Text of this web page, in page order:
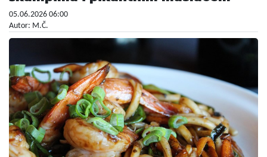
05.06.2026 06:00
Autor: M.Č.